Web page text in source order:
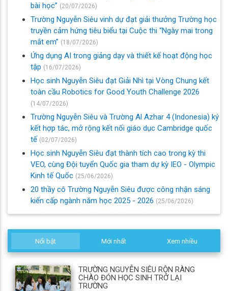
bài học” (20/07/2026)
Trường Nguyễn Siêu vinh dự đạt giải thưởng Trường học
truyền cảm hứng tiêu biểu tại Cuộc thi “Ngày mai trong
mắt em” (18/07/2026)
Ứng dụng AI trong giảng dạy và thiết kế hoạt động học
tập (16/07/2026)
Học sinh Nguyễn Siêu đạt Giải Nhì tại Vòng Chung kết
toàn cầu Robotics for Good Youth Challenge 2026
(14/07/2026)
Trường Nguyễn Siêu và Trường Al Azhar 4 (Indonesia) ký
kết hợp tác, mở rộng kết nối giáo dục Cambridge quốc
tế (02/07/2026)
Học sinh Nguyễn Siêu đạt thành tích cao trong kỳ thi
VEO, cùng Đội tuyển Quốc gia tham dự kỳ IEO - Olympic
Kinh tế Quốc (25/06/2026)
20 thầy cô Trường Nguyễn Siêu được công nhận sáng
kiến cấp ngành năm học 2025 - 2026 (25/06/2026)
Nổi bật Mới nhất Xem nhiều
TRƯỜNG NGUYỄN SIÊU RỘN RÀNG
CHÀO ĐÓN HỌC SINH TRỞ LẠI
TRƯỜNG